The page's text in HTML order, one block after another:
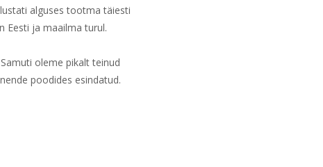
alguses tootma täiesti
Eesti ja maailma turul.
oleme pikalt teinud
poodides esindatud.